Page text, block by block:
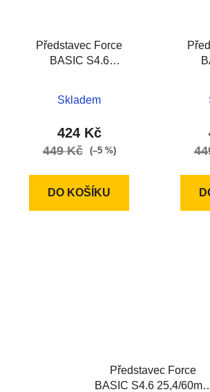
Představec Force
BASIC S4.6
Skladem
424 Kč
449 Kč (–5 %)
DO KOŠÍKU
Představec Force
BASIC S4.6 25,4/